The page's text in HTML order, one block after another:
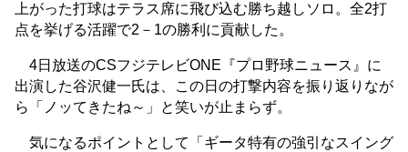
上がった打球はテラス席に飛び込む勝ち越しソロ。全2打
点を挙げる活躍で2－1の勝利に貢献した。
4日放送のCSフジテレビONE『プロ野球ニュース』に
出演した谷沢健一氏は、この日の打撃内容を振り返りなが
ら「ノッてきたね～」と笑いが止まらず。
気になるポイントとして「ギータ特有の強引なスイング